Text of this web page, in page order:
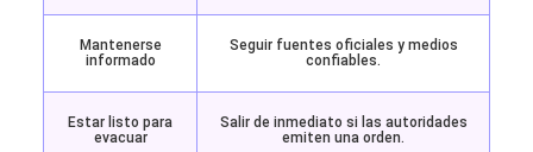
Mantenerse
informado
Seguir fuentes oficiales y medios
confiables.
Estar listo para
evacuar
Salir de inmediato si las autoridades
emiten una orden.